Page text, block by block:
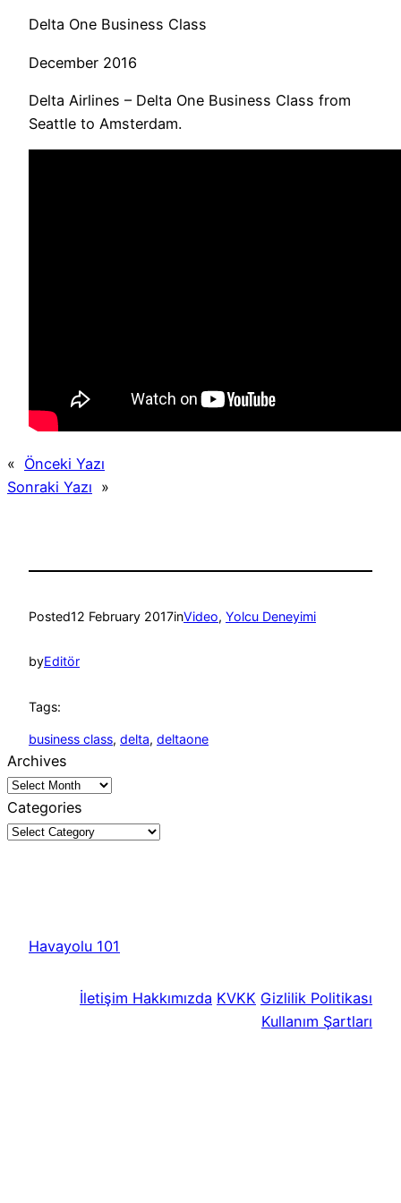
Delta One Business Class
December 2016
Delta Airlines – Delta One Business Class from
Seattle to Amsterdam.
« Önceki Yazı
Sonraki Yazı »
Posted12 February 2017inVideo, Yolcu Deneyimi
byEditör
Tags:
business class, delta, deltaone
Archives
Categories
Havayolu 101
İletişim Hakkımızda KVKK Gizlilik Politikası
Kullanım Şartları